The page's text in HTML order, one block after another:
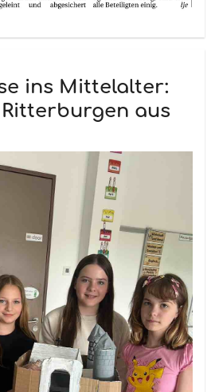
ins Mittelalter:
aus